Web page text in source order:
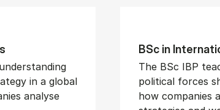
in a global
analyse
BSc in
The BSc IBP
political forces
how companies